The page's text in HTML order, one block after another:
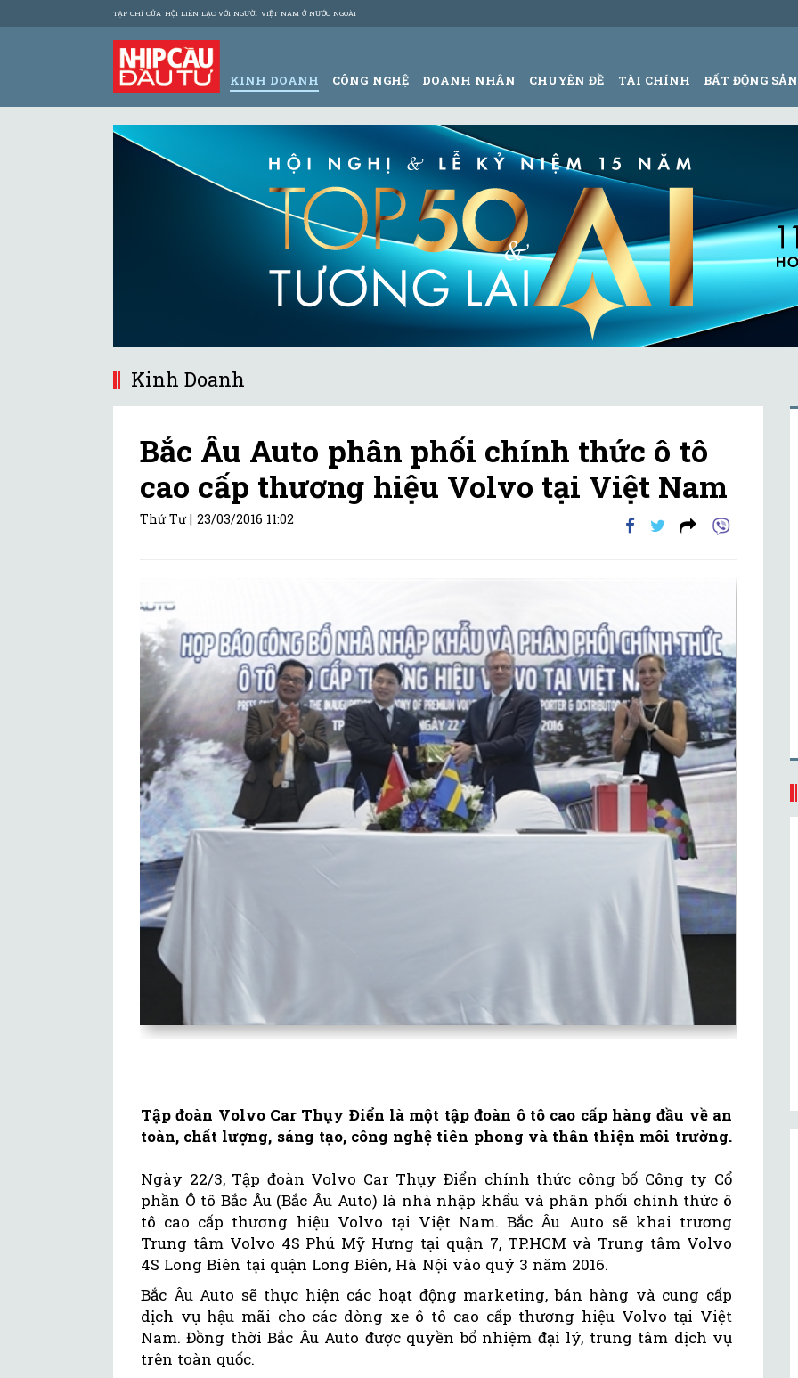
TẠP CHÍ CỦA HỘI LIÊN LẠC VỚI NGƯỜI VIỆT NAM Ở NƯỚC NGOÀI
KINH DOANH CÔNG NGHỆ DOANH NHÂN CHUYÊN ĐỀ TÀI CHÍNH BẤT ĐỘNG SẢN
Kinh Doanh
Bắc Âu Auto phân phối chính thức ô tô
cao cấp thương hiệu Volvo tại Việt Nam
Thứ Tư | 23/03/2016 11:02
Tập đoàn Volvo Car Thụy Điển là một tập đoàn ô tô cao cấp hàng đầu về an
toàn, chất lượng, sáng tạo, công nghệ tiên phong và thân thiện môi trường.
Ngày 22/3, Tập đoàn Volvo Car Thụy Điển chính thức công bố Công ty Cổ
phần Ô tô Bắc Âu (Bắc Âu Auto) là nhà nhập khẩu và phân phối chính thức ô
tô cao cấp thương hiệu Volvo tại Việt Nam. Bắc Âu Auto sẽ khai trương
Trung tâm Volvo 4S Phú Mỹ Hưng tại quận 7, TP.HCM và Trung tâm Volvo
4S Long Biên tại quận Long Biên, Hà Nội vào quý 3 năm 2016.
Bắc Âu Auto sẽ thực hiện các hoạt động marketing, bán hàng và cung cấp
dịch vụ hậu mãi cho các dòng xe ô tô cao cấp thương hiệu Volvo tại Việt
Nam. Đồng thời Bắc Âu Auto được quyền bổ nhiệm đại lý, trung tâm dịch vụ
trên toàn quốc.